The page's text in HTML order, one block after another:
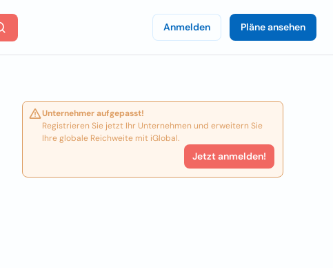
Anmelden Pläne ansehen
Unternehmer aufgepasst!
Registrieren Sie jetzt Ihr Unternehmen und erweitern Sie
Ihre globale Reichweite mit iGlobal.
Jetzt anmelden!